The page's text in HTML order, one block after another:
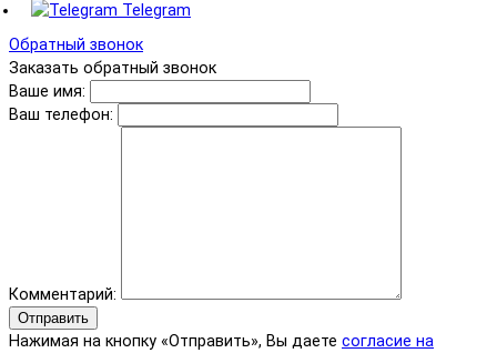
Telegram
Обратный звонок
Заказать обратный звонок
Ваше имя:
Ваш телефон:
Комментарий:
Отправить
Нажимая на кнопку «Отправить», Вы даете согласие на